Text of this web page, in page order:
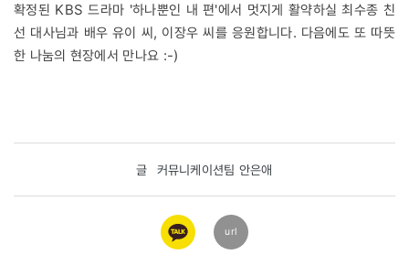
확정된 KBS 드라마 '하나뿐인 내 편'에서 멋지게 활약하실 최수종 친
선 대사님과 배우 유이 씨, 이장우 씨를 응원합니다. 다음에도 또 따뜻
한 나눔의 현장에서 만나요 :-)
글 커뮤니케이션팀 안은애
카카오
링크
url